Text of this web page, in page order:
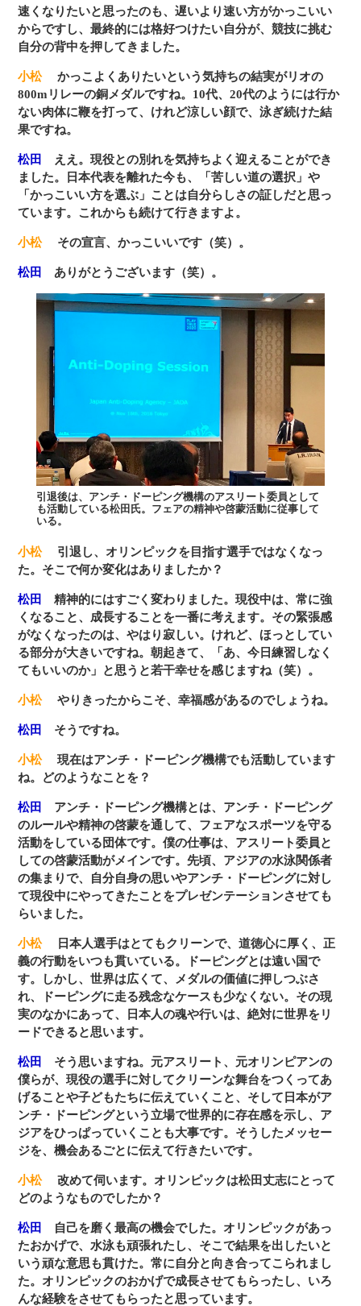
速くなりたいと思ったのも、遅いより速い方がかっこいい
からですし、最終的には格好つけたい自分が、競技に挑む
自分の背中を押してきました。
小松かっこよくありたいという気持ちの結実がリオの
800mリレーの銅メダルですね。10代、20代のようには行か
ない肉体に鞭を打って、けれど涼しい顔で、泳ぎ続けた結
果ですね。
松田
ええ。現役との別れを気持ちよく迎えることができ
ました。日本代表を離れた今も、「苦しい道の選択」や
「かっこいい方を選ぶ」ことは自分らしさの証しだと思っ
ています。これからも続けて行きますよ。
小松その宣言、かっこいいです（笑）。
松田 ありがとうございます（笑）。
引退後は、アンチ・ドーピング機構のアスリート委員として
も活動している松田氏。フェアの精神や啓蒙活動に従事して
いる。
小松引退し、オリンピックを目指す選手ではなくなっ
た。そこで何か変化はありましたか？
松田
精神的にはすごく変わりました。現役中は、常に強
くなること、成長することを一番に考えます。その緊張感
がなくなったのは、やはり寂しい。けれど、ほっとしてい
る部分が大きいですね。朝起きて、「あ、今日練習しなく
てもいいのか」と思うと若干幸せを感じますね（笑）。
小松やりきったからこそ、幸福感があるのでしょうね。
松田 そうですね。
小松現在はアンチ・ドーピング機構でも活動しています
ね。どのようなことを？
松田
アンチ・ドーピング機構とは、アンチ・ドーピング
のルールや精神の啓蒙を通して、フェアなスポーツを守る
活動をしている団体です。僕の仕事は、アスリート委員と
しての啓蒙活動がメインです。先頃、アジアの水泳関係者
の集まりで、自分自身の思いやアンチ・ドーピングに対し
て現役中にやってきたことをプレゼンテーションさせても
らいました。
小松日本人選手はとてもクリーンで、道徳心に厚く、正
義の行動をいつも貫いている。ドーピングとは遠い国で
す。しかし、世界は広くて、メダルの価値に押しつぶさ
れ、ドーピングに走る残念なケースも少なくない。その現
実のなかにあって、日本人の魂や行いは、絶対に世界をリ
ードできると思います。
松田
そう思いますね。元アスリート、元オリンピアンの
僕らが、現役の選手に対してクリーンな舞台をつくってあ
げることや子どもたちに伝えていくこと、そして日本がア
ンチ・ドーピングという立場で世界的に存在感を示し、ア
ジアをひっぱっていくことも大事です。そうしたメッセー
ジを、機会あるごとに伝えて行きたいです。
小松改めて伺います。オリンピックは松田丈志にとって
どのようなものでしたか？
松田
自己を磨く最高の機会でした。オリンピックがあっ
たおかげで、水泳も頑張れたし、そこで結果を出したいと
いう頑な意思も貫けた。常に自分と向き合ってこられまし
た。オリンピックのおかげで成長させてもらったし、いろ
んな経験をさせてもらったと思っています。